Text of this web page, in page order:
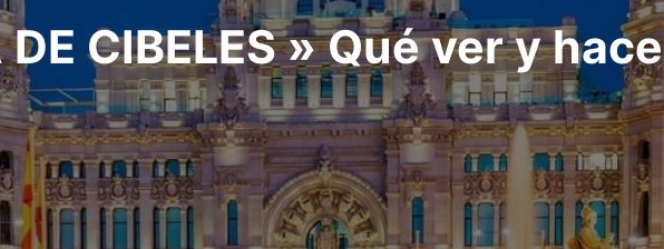
CIBELES » Qué ver y